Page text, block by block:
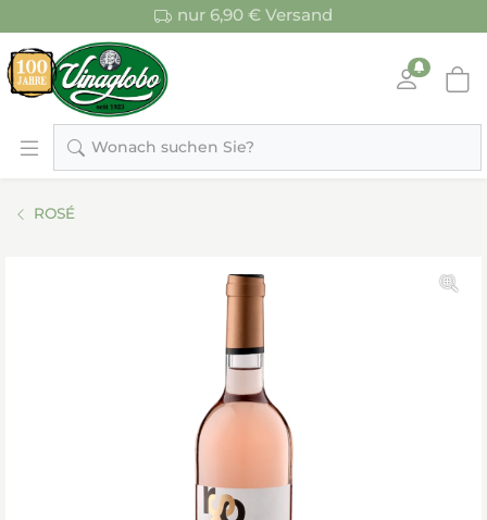
nur 6,90 € Versand
Wonach suchen Sie?
ROSÉ